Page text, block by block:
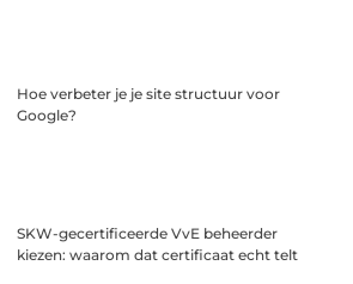
Hoe verbeter je je site structuur voor
Google?
SKW-gecertificeerde VvE beheerder
kiezen: waarom dat certificaat echt telt